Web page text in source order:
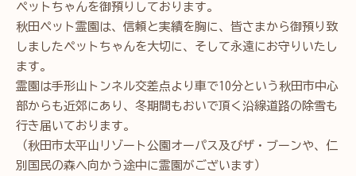
ペットちゃんを御預りしております。
秋田ペット霊園は、信頼と実績を胸に、皆さまから御預り致
しましたペットちゃんを大切に、そして永遠にお守りいたし
ます。
霊園は手形山トンネル交差点より車で10分という秋田市中心
部からも近郊にあり、冬期間もおいで頂く沿線道路の除雪も
行き届いております。
（秋田市太平山リゾート公園オーパス及びザ・ブーンや、仁
別国民の森へ向かう途中に霊園がございます）